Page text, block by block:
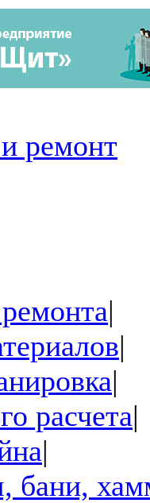
ремонт
|
|
|
расчета|
|
бани,